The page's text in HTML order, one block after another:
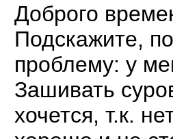
Доброго
Подскажите,
проблему: у
Зашивать
хочется, т.к.